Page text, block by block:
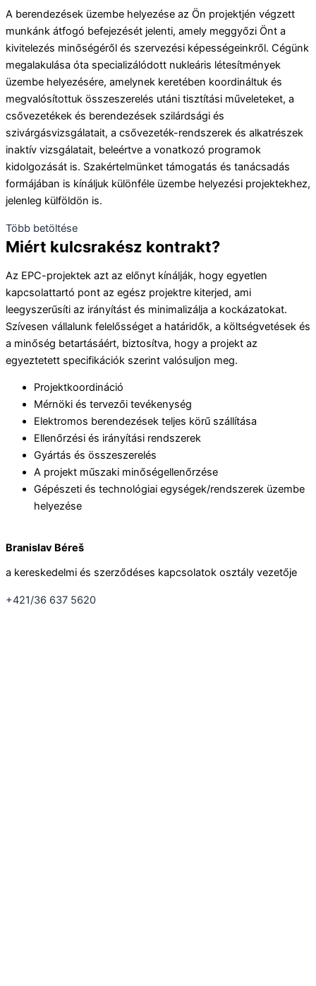
A berendezések üzembe helyezése az Ön projektjén végzett
munkánk átfogó befejezését jelenti, amely meggyőzi Önt a
kivitelezés minőségéről és szervezési képességeinkről. Cégünk
megalakulása óta specializálódott nukleáris létesítmények
üzembe helyezésére, amelynek keretében koordináltuk és
megvalósítottuk összeszerelés utáni tisztítási műveleteket, a
csővezetékek és berendezések szilárdsági és
szivárgásvizsgálatait, a csővezeték-rendszerek és alkatrészek
inaktív vizsgálatait, beleértve a vonatkozó programok
kidolgozását is. Szakértelmünket támogatás és tanácsadás
formájában is kínáljuk különféle üzembe helyezési projektekhez,
jelenleg külföldön is.
Több betöltése
Miért kulcsrakész kontrakt?
Az EPC-projektek azt az előnyt kínálják, hogy egyetlen
kapcsolattartó pont az egész projektre kiterjed, ami
leegyszerűsíti az irányítást és minimalizálja a kockázatokat.
Szívesen vállalunk felelősséget a határidők, a költségvetések és
a minőség betartásáért, biztosítva, hogy a projekt az
egyeztetett specifikációk szerint valósuljon meg.
Projektkoordináció
Mérnöki és tervezői tevékenység
Elektromos berendezések teljes körű szállítása
Ellenőrzési és irányítási rendszerek
Gyártás és összeszerelés
A projekt műszaki minőségellenőrzése
Gépészeti és technológiai egységek/rendszerek üzembe
helyezése
Branislav Béreš
a kereskedelmi és szerződéses kapcsolatok osztály vezetője
+421/36 637 5620